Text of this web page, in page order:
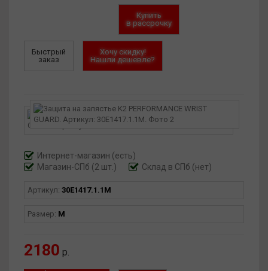
Купить
в рассрочку
Быстрый
заказ
Хочу скидку!
Нашли дешевле?
Интернет-магазин (есть)
Магазин-СПб (2 шт.)
Склад в СПб (нет)
Артикул: 30E1417.1.1M
Размер: M
2180 р.